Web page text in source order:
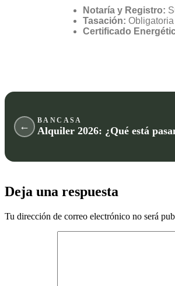
Notaría y Registro:
Tasación:
Certificado
←
BANCASA
Alquiler 2026: ¿Qué está
Deja una respuesta
Tu dirección de correo electrónico no será